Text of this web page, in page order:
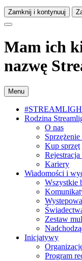
Zamknij i kontynuuj
Mam ich
nazwę
Menu
Rodzina
O nas
Kup sprzęt
Kariery
Wiadomości i
Wszystkie
Zestaw
Inicjatywy
Program